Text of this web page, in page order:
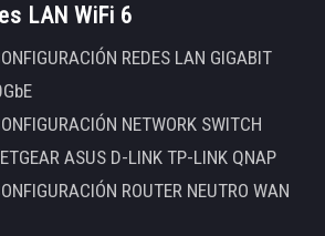
LAN WiFi 6
REDES LAN GIGABIT
NETWORK SWITCH
ASUS D-LINK TP-LINK QNAP
ROUTER NEUTRO WAN